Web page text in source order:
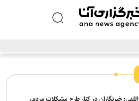
در محکومیت اقدام اتحادیه اروپا علیه سپاه
خبرنگاران در کنار طرح مشکلات مردم،